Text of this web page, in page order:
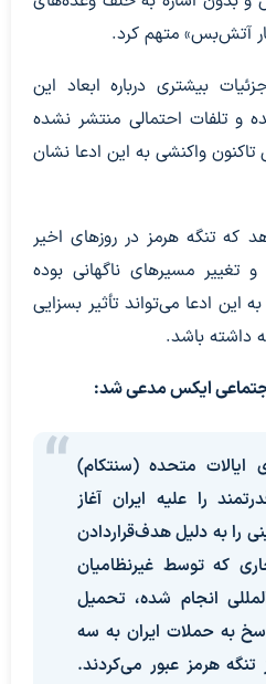
آتش‌بس» متهم کرد.
بیشتری درباره ابعاد این
و تلفات احتمالی منتشر نشده
واکنشی به این ادعا نشان
که تنگه هرمز در روزهای اخیر
تغییر مسیرهای ناگهانی بوده
این ادعا می‌تواند تأثیر بسزایی
داشته باشد.
اجتماعی ایکس مدعی شد:
ایالات متحده (سنتکام)
را علیه ایران آغاز
را به دلیل هدف‌قراردادن
که توسط غیرنظامیان
انجام شده، تحمیل
به حملات ایران به سه
هرمز عبور می‌کردند.